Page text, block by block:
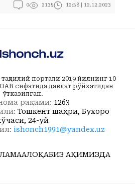
0 2135 12:58 | 12.12.2023
портали 2019 йилнинг 10
сифатида давлат рўйхатидан
ўтказилган.
рақами: 1263
Тошкент шаҳри, Бухоро
24-уй
ishonch1991@yandex.uz
АЛОҚАБИЗ ҲАҚИМИЗДА